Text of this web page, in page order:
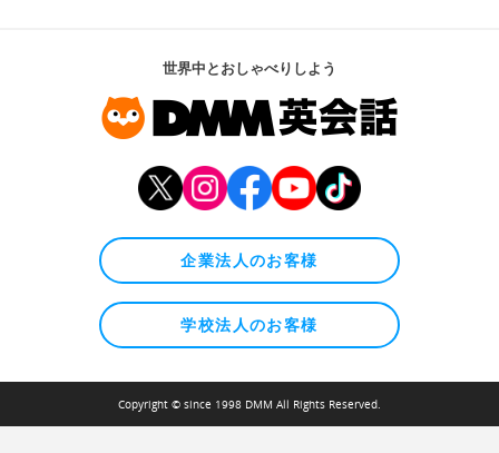
世界中とおしゃべりしよう
企業法人のお客様
学校法人のお客様
Copyright © since 1998 DMM All Rights Reserved.